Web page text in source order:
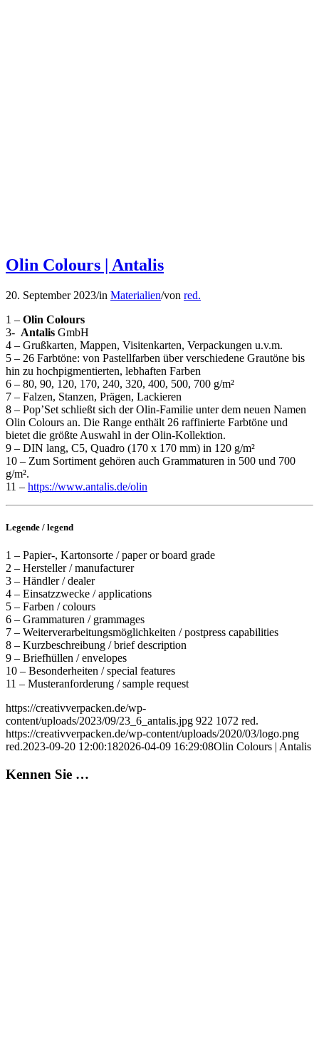
Olin Colours | Antalis
20. September 2023/in Materialien/von red.
1 – Olin Colours
3- Antalis GmbH
4 – Grußkarten, Mappen, Visitenkarten, Verpackungen u.v.m.
5 – 26 Farbtöne: von Pastellfarben über verschiedene Grautöne bis
hin zu hochpigmentierten, lebhaften Farben
6 – 80, 90, 120, 170, 240, 320, 400, 500, 700 g/m²
7 – Falzen, Stanzen, Prägen, Lackieren
8 – Pop’Set schließt sich der Olin-Familie unter dem neuen Namen
Olin Colours an. Die Range enthält 26 raffinierte Farbtöne und
bietet die größte Auswahl in der Olin-Kollektion.
9 – DIN lang, C5, Quadro (170 x 170 mm) in 120 g/m²
10 – Zum Sortiment gehören auch Grammaturen in 500 und 700
g/m².
11 – https://www.antalis.de/olin
Legende / legend
1 – Papier-, Kartonsorte / paper or board grade
2 – Hersteller / manufacturer
3 – Händler / dealer
4 – Einsatzzwecke / applications
5 – Farben / colours
6 – Grammaturen / grammages
7 – Weiterverarbeitungsmöglichkeiten / postpress capabilities
8 – Kurzbeschreibung / brief description
9 – Briefhüllen / envelopes
10 – Besonderheiten / special features
11 – Musteranforderung / sample request
https://creativverpacken.de/wp-
content/uploads/2023/09/23_6_antalis.jpg 922 1072 red.
https://creativverpacken.de/wp-content/uploads/2020/03/logo.png
red.2023-09-20 12:00:182026-04-09 16:29:08Olin Colours | Antalis
Kennen Sie …